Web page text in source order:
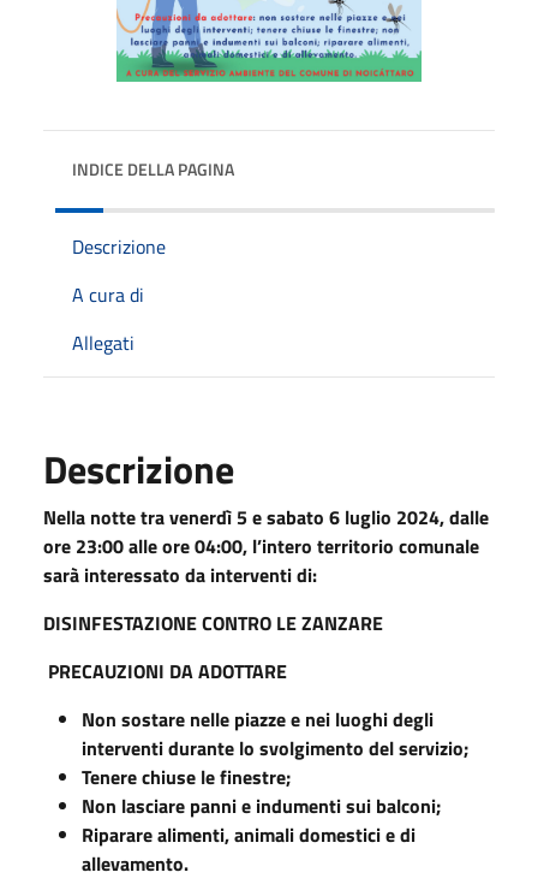
INDICE DELLA PAGINA
Descrizione
A cura di
Allegati
Descrizione
Nella notte tra venerdì 5 e sabato 6 luglio 2024, dalle
ore 23:00 alle ore 04:00, l’intero territorio comunale
sarà interessato da interventi di:
DISINFESTAZIONE CONTRO LE ZANZARE
PRECAUZIONI DA ADOTTARE
Non sostare nelle piazze e nei luoghi degli
interventi durante lo svolgimento del servizio;
Tenere chiuse le finestre;
Non lasciare panni e indumenti sui balconi;
Riparare alimenti, animali domestici e di
allevamento.